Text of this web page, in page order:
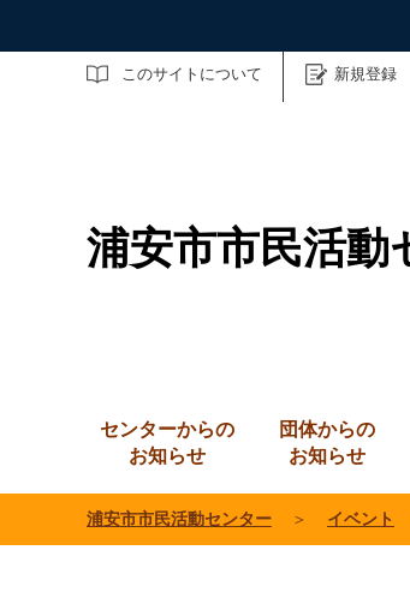
このサイトについて 新規登録
サイト内検索
浦安市市民活動
センターからの
お知らせ
団体からの
お知らせ
浦安市市民活動センター ＞ イベント